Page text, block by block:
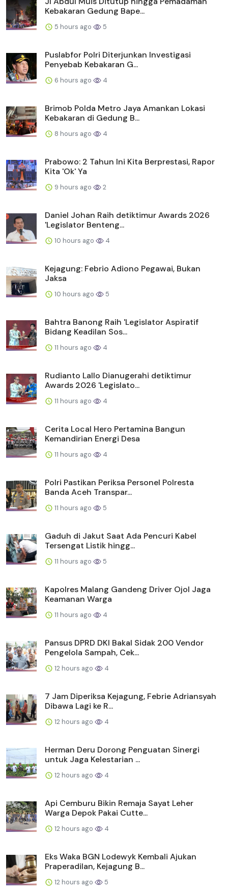
Kebakaran Gedung Bape...
5 hours ago 5
Puslabfor Polri Diterjunkan Investigasi
Penyebab Kebakaran G...
6 hours ago 4
Brimob Polda Metro Jaya Amankan Lokasi
Kebakaran di Gedung B...
8 hours ago 4
Prabowo: 2 Tahun Ini Kita Berprestasi, Rapor
Kita 'Ok' Ya
9 hours ago 2
Daniel Johan Raih detiktimur Awards 2026
'Legislator Benteng...
10 hours ago 4
Kejagung: Febrio Adiono Pegawai, Bukan
Jaksa
10 hours ago 5
Bahtra Banong Raih 'Legislator Aspiratif
Bidang Keadilan Sos...
11 hours ago 4
Rudianto Lallo Dianugerahi detiktimur
Awards 2026 'Legislato...
11 hours ago 4
Cerita Local Hero Pertamina Bangun
Kemandirian Energi Desa
11 hours ago 4
Polri Pastikan Periksa Personel Polresta
Banda Aceh Transpar...
11 hours ago 5
Gaduh di Jakut Saat Ada Pencuri Kabel
Tersengat Listik hingg...
11 hours ago 5
Kapolres Malang Gandeng Driver Ojol Jaga
Keamanan Warga
11 hours ago 4
Pansus DPRD DKI Bakal Sidak 200 Vendor
Pengelola Sampah, Cek...
12 hours ago 4
7 Jam Diperiksa Kejagung, Febrie Adriansyah
Dibawa Lagi ke R...
12 hours ago 4
Herman Deru Dorong Penguatan Sinergi
untuk Jaga Kelestarian ...
12 hours ago 4
Api Cemburu Bikin Remaja Sayat Leher
Warga Depok Pakai Cutte...
12 hours ago 4
Eks Waka BGN Lodewyk Kembali Ajukan
Praperadilan, Kejagung B...
12 hours ago 5